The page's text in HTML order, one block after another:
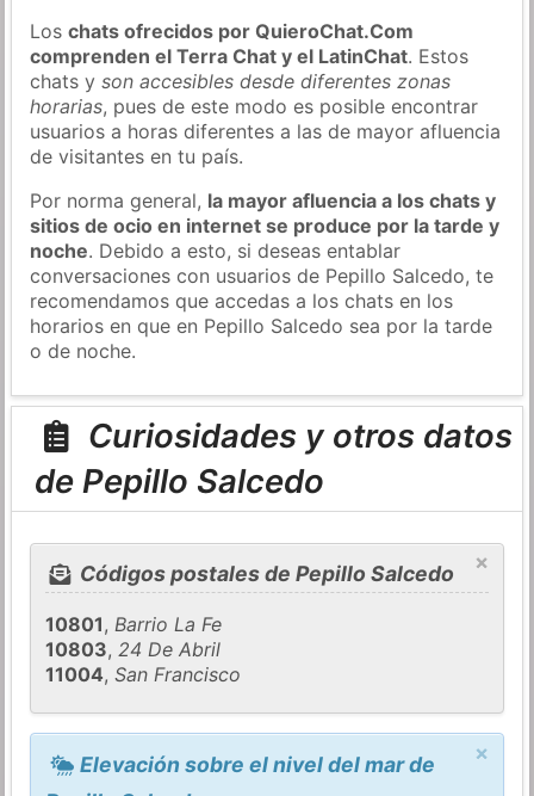
Loschats ofrecidos por QuieroChat.Com
comprenden el Terra Chat y el LatinChat. Estos
chats yson accesibles desde diferentes zonas
horarias, pues de este modo es posible encontrar
usuarios a horas diferentes a las de mayor afluencia
de visitantes en tu país.
Por norma general, la mayor afluencia a los chats y
sitios de ocio en internet se produce por la tarde y
noche. Debido a esto, si deseas entablar
conversaciones con usuarios de Pepillo Salcedo, te
recomendamos que accedas a los chats en los
horarios en que en Pepillo Salcedo sea por la tarde
o de noche.
Curiosidades y otros datos
de Pepillo Salcedo
×
Códigos postales de Pepillo Salcedo
10801,Barrio La Fe
10803,24 De Abril
11004,San Francisco
×
Elevación sobre el nivel del mar de